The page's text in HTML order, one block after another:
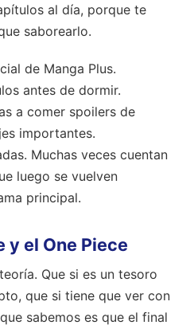
al día, porque te
saborearlo.
de Manga Plus.
antes de dormir.
a comer spoilers de
importantes.
Muchas veces cuentan
luego se vuelven
principal.
y el One Piece
Que si es un tesoro
que si tiene que ver con
sabemos es que el final